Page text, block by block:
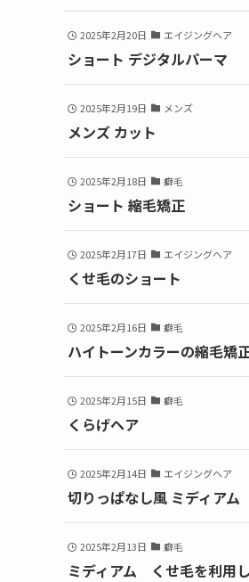
2025年2月20日 エイジングヘア
ショート デジタルパーマ
2025年2月19日 メンズ
メンズ カット
2025年2月18日 癖毛
ショート 縮毛矯正
2025年2月17日 エイジングヘア
くせ毛のショート
2025年2月16日 癖毛
ハイトーンカラーの縮毛矯
2025年2月15日 癖毛
くらげヘア
2025年2月14日 エイジングヘア
切りっぱなし風 ミディアム
2025年2月13日 癖毛
ミディアム くせ毛を利用